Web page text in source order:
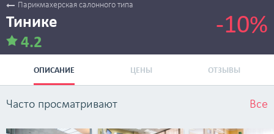
Парикмахерская салонного типа
Тинике
4.2
-10%
ОПИСАНИЕ ЦЕНЫ ОТЗЫВЫ
Часто просматривают Все